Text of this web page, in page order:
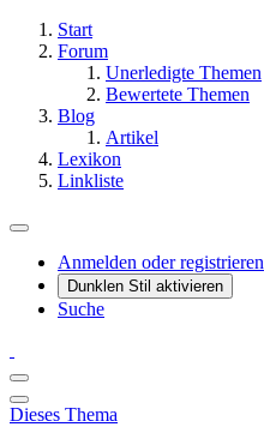
Start
Forum
Unerledigte Themen
Bewertete Themen
Blog
Artikel
Lexikon
Linkliste
Anmelden oder registrieren
Dunklen Stil aktivieren
Suche
Dieses Thema